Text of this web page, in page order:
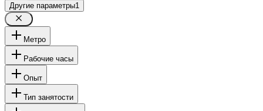
Другие параметры1
Метро
Рабочие часы
Опыт
Тип занятости